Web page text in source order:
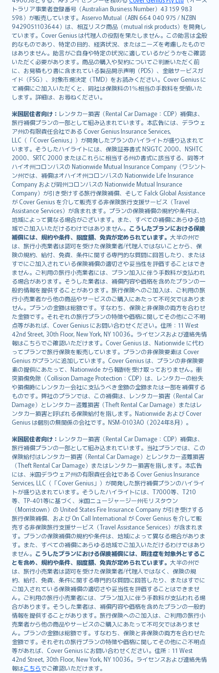
トラリア事業者登録番号（Australian Business Number）43 159 983
598）が販売しています。Asservo Mutual（ABN 664 040 975 / NZBN
9429051103644）は、相互リスク商品（mutual risk products）を開発し
ています。Cover Genius は代理人の役割を果たしません。この助言は全般
的なものであり、特定の目的、経済状況、またはニーズを考慮したもので
はありません。助言がご自身や特定の状況に適しているかどうかをご確認
いただく必要があります。商品の購入や契約についてご判断いただく前
に、お見積もり書に含まれている製品開示声明（PDS）、金融サービスガ
イド（FSG）、対象市場決定（TMD）をお読みください。Cover Genius に
て補償にご加入いただくと、同社は保険料の1％相当の手数料を受領いた
します。詳細は、お尋ねください。
米国居住者向け： レンタカー損害（Rental Car Damage：CDP）補償は、
旅行補償プランの一部として組み込まれています。本広告には、デラウェ
ア州の有限責任会社である Cover Genius Insurance Services,
LLC（「Cover Genius」）が開発したプランのハイライトが盛り込まれて
います。そうしたハイライトには、保険証券書式 NSIGTC 2000、NSHTC
2000、SRTC 2000 またはこれらに相当する州の書式に該当する、同等オ
ハイオ州コロンバスの Nationwide Mutual Insurance Company（ワシント
ン州では、補償はオハイオ州コロンバスの Nationwide Life Insurance
Company および同州コロンバスの Nationwide Mutual Insurance
Company）が引き受けする旅行保険補償、そして Falck Global Assistance
が Cover Genius を介して販売する非保険旅行支援サービス（Travel
Assistance Services）が含まれます。プランの保険補償の規約や条件は、
地域によって異なる場合がございます。また、すべての補償にあらゆる地
域でご加入いただけるわけではありません。 こうしたプランにおける保険
補償には、規約や条件、限度額、免責が定められています。 大半の州で
は、旅行小売業者は認可を受けた保険業者/代理人ではないことから、保
険の規約、給付、免責、条件に関する専門的な質問に回答したり、または
すでにご加入されている保険補償の適切さや妥当性を評価することはでき
ません。ご利用の旅行小売業者には、プラン加入に伴う手数料が支払われ
る場合があります。そうした業者は、補償内容や価格を含めたプランの一
般的情報を提供することがあります。旅行保険へのご加入は、ご利用の旅
行小売業者から他の商品やサービスのご購入にあたって不可欠ではありま
せん。プランの金額は総額です。すなわち、保険と非保険の両方を合わせ
た金額です。それぞれの旅行プランの特徴や価格に関してその他にご不明
点等があれば、Cover Genius にお問い合わせください。住所：11 West
42nd Street, 30th Floor, New York, NY 10036。ライセンスおよび連絡先情
報はこちらでご確認いただけます。Cover Genius は、Nationwide に代わ
ってプランで旅行保険を販売しています。プランの非保険要素は Cover
Genius がプランに追加しています。Cover Genius は、プランの非保険要
素の提供にあたって、Nationwide から報酬を受け取っておりません。衝
突損傷免除（Collision Damage Protection：CDP）は、レンタカーの紛失
や損傷時にレンタカー会社に支払うべき金額の全額または一部を補償する
ものです。弊社のプランでは、この補償は、レンタカー損害（Rental Car
Damage）とレンタカー盗難損害（Theft Rental Car Damage）またはレ
ンタカー損害と呼ばれる保険給付を指します。Nationwide および Cover
Genius は個別の無関係の会社です。NSM-0103AO（2024年8月）。
米国居住者向け： レンタカー損害（Rental Car Damage：CDP）補償は、
旅行補償プランの一部として組み込まれています。当社プランでは、この
保険給付はレンタカー損害（Rental Car Damage）とレンタカー盗難損害
（Theft Rental Car Damage）またはレンタカー損害を指します。本広告
には、米国デラウェア州の有限責任会社である Cover Genius Insurance
Services, LLC（「Cover Genius」）が開発した旅行補償プランのハイライ
トが盛り込まれています。そうしたハイライトには、T7000等、T210
等、TP-401等に基づく、米国ニュージャージー州モリスタウン
（Morristown）の United States Fire Insurance Company が引き受けする
旅行保険補償、および On Call International が Cover Genius を介して販
売する非保険旅行支援サービス（Travel Assistance Services）が含まれま
す。プランの保険補償の規約や条件は、地域によって異なる場合がありま
す。また、すべての補償にあらゆる地域でご加入いただけるわけではあり
ません。 こうしたプランにおける保険補償には、既往症を対象外とするこ
とを含め、規約や条件、限度額、免責が定められています。 大半の州で
は、旅行小売業者は認可を受けた保険業者/代理人ではなく、保険の規
約、給付、免責、条件に関する専門的な質問に回答したり、またはすでに
ご加入されている保険補償の適切さや妥当性を評価することはできませ
ん。ご利用の旅行小売業者には、プラン加入に伴う手数料が支払われる場
合があります。そうした業者は、補償内容や価格を含めたプランの一般的
情報を提供することがあります。旅行保険へのご加入は、ご利用の旅行小
売業者から他の商品やサービスのご購入にあたって不可欠ではありませ
ん。プランの金額は総額です。すなわち、保険と非保険の両方を合わせた
金額です。それぞれの旅行プランの特徴や価格に関してその他にご不明点
等があれば、Cover Genius にお問い合わせください。住所：11 West
42nd Street, 30th Floor, New York, NY 10036。ライセンスおよび連絡先情
報はこちらでご確認いただけます。
한국어
dansk
norsk
suomi
العربيّة
Türkçe
česky
Русский
български
català
Hrvatski
eesti
Ελληνικά
Magyar
Íslenska
Bahasa Indonesia
latviešu
Lietuviškai
Bahasa Melayu
Română
српски
Slovensky
Slovenščina
Українська
Tiếng Việt